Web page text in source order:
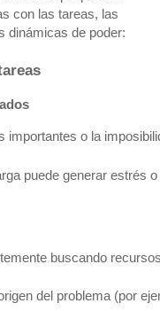
con las tareas, las
dinámicas de poder:
importantes o la
puede generar estrés
buscando
del problema (por